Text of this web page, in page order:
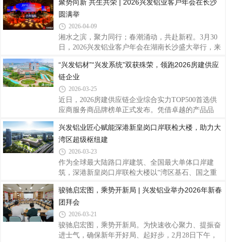
行广东省分行投融部、农银理财、农银汇理、昆仑银
行、招商证券、广州银行、东莞农商行等多家金融投
资机构代表出席活动。与会嘉宾首先参观兴发铝业展
厅，深入了解企业四十余年发展历程、技术创新、全
球标杆工程及海内外产能布局，直观感受公司行业领
营业绩、发展战略、债券融资安排等议题进行深入交
流，公司管理层逐一进行解答与回应，现场氛
聚势向新 共生共荣 | 2026兴发铝业客户年会在长沙
圆满举
2026-04-09
湘水之滨，聚力同行；春潮涌动，共赴新程。3月30
日，2026兴发铝业客户年会在湖南长沙盛大举行，来
向新 共生共荣”为主题，回望携手奋斗的征程，共话
行业发展新机遇，擘画全球化合作新蓝图，凝聚起行
业同心聚力、共生共赢的发展合力。兴征程上共风
雨，发奋图强创宏图会上，兴发铝业董事总经理廖玉
庆作题为《兴征程上共风雨，发奋图强创宏图》的专
诚挚感谢与崇高敬意。他全面复盘2025年发展成果，
在全球经济与行业发展双重承压的背景下，兴发
“兴发铝材”“兴发系统”双获殊荣，领跑2026房建供应
链企业
2026-03-25
近日，2026房建供应链企业综合实力TOP500首选供
应商服务商品牌榜单正式发布。凭借卓越的产品品
材”再度荣登“2026房建供应链企业综合实力TOP500首
选供应商服务商品牌·铝型材类”十强榜首，“兴发系
统”位列系统窗类民族品牌前三，再次彰显兴发铝业
在建筑铝型材与系统门窗领域的龙头地位与核心竞争
力。该测评由中国房地产业协会、易居中国房地产测
新质生产力发展，以企业申报数据、CRIC数据库、用
户抽样调研及公共招标信息为依据，围绕生产
兴发铝业匠心赋能深港新皇岗口岸联检大楼，助力大
湾区超级枢纽建
2026-03-23
作为全球最大陆路口岸建筑、全国最大单体口岸建
筑，深港新皇岗口岸联检大楼以“湾区基石、国之重
凭借硬核产品实力与全链条定制化服务，为这座国家
级门户工程提供高品质铝合金型材，以精工铝材护航
大国工程，助力深港通关迈入“5分钟时代”。新皇岗
口岸总建筑面积约68.97万平方米，由Aedas与华阳国
际、深圳市综合交通设计研究院共同组成设计联合体
骏驰启宏图，乘势开新局 | 兴发铝业举办2026年新春
团拜会
2026-03-21
骏驰启宏图，乘势开新局。为快速收心聚力、提振奋
进士气，确保新年开好局、起好步，2月28日下午，